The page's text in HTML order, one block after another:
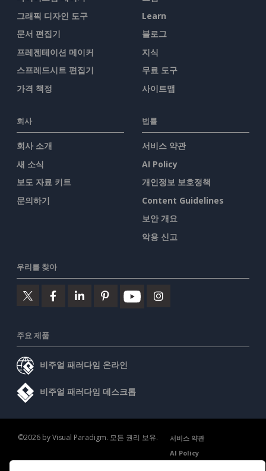
그래픽 디자인 도구
문서 편집기
프레젠테이션 메이커
스프레드시트 편집기
가격 책정
Learn
블로그
지식
무료 도구
사이트맵
회사
회사 소개
새 소식
보도 자료 키트
문의하기
법률
서비스 약관
AI Policy
개인정보 보호정책
Content Guidelines
보안 개요
악용 신고
우리를 찾아
주요 제품
비주얼 패러다임 온라인
비주얼 패러다임 데스크톱
©2026 by Visual Paradigm. 모든 권리 보유.
서비스 약관
AI Policy